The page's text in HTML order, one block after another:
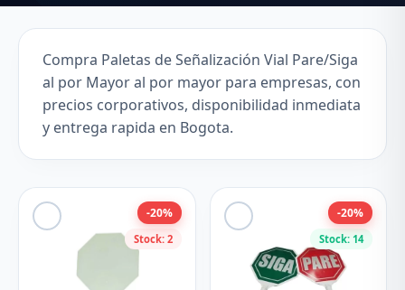
Compra Paletas de Señalización Vial Pare/Siga
al por Mayor al por mayor para empresas, con
precios corporativos, disponibilidad inmediata
y entrega rapida en Bogota.
Stock: 2
-20%
Stock: 14
-20%